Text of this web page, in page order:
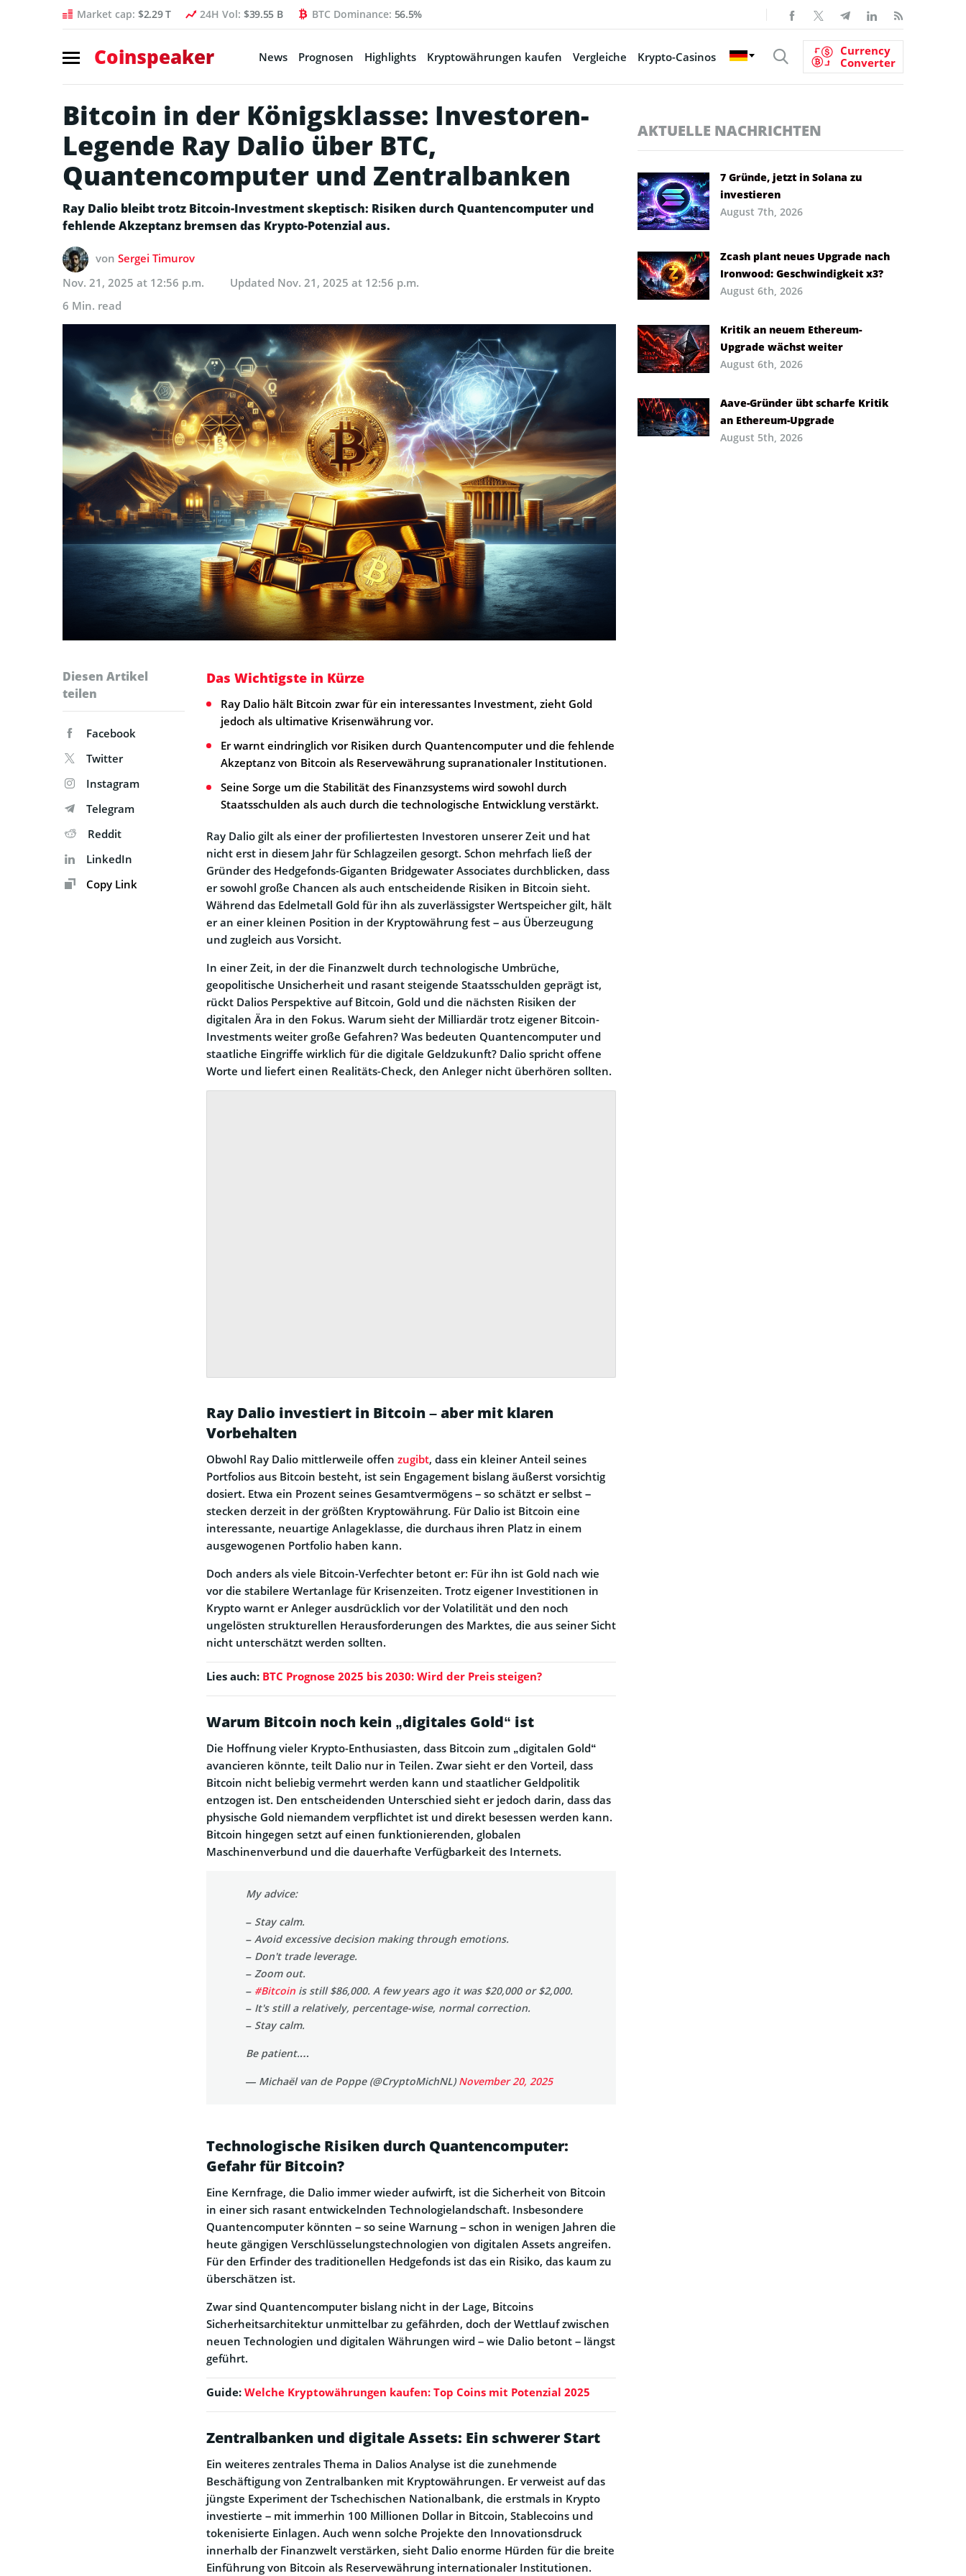
Market cap: $2.29 T 24H Vol: $39.55 B BTC Dominance: 56.5%
Coinspeaker News Prognosen Highlights Kryptowährungen kaufen Vergleiche Krypto-Casinos
Currency
Converter
Bitcoin in der Königsklasse: Investoren-
Legende Ray Dalio über BTC,
Quantencomputer und Zentralbanken
Ray Dalio bleibt trotz Bitcoin-Investment skeptisch: Risiken durch Quantencomputer und
fehlende Akzeptanz bremsen das Krypto-Potenzial aus.
von Sergei Timurov
Nov. 21, 2025 at 12:56 p.m.
Updated Nov. 21, 2025 at 12:56 p.m.
6 Min. read
Diesen Artikel
teilen
Facebook
Twitter
Instagram
Telegram
Reddit
LinkedIn
Copy Link
Das Wichtigste in Kürze
Ray Dalio hält Bitcoin zwar für ein interessantes Investment, zieht Gold
jedoch als ultimative Krisenwährung vor.
Er warnt eindringlich vor Risiken durch Quantencomputer und die fehlende
Akzeptanz von Bitcoin als Reservewährung supranationaler Institutionen.
Seine Sorge um die Stabilität des Finanzsystems wird sowohl durch
Staatsschulden als auch durch die technologische Entwicklung verstärkt.
Ray Dalio gilt als einer der profiliertesten Investoren unserer Zeit und hat
nicht erst in diesem Jahr für Schlagzeilen gesorgt. Schon mehrfach ließ der
Gründer des Hedgefonds-Giganten Bridgewater Associates durchblicken, dass
er sowohl große Chancen als auch entscheidende Risiken in Bitcoin sieht.
Während das Edelmetall Gold für ihn als zuverlässigster Wertspeicher gilt, hält
er an einer kleinen Position in der Kryptowährung fest – aus Überzeugung
und zugleich aus Vorsicht.
In einer Zeit, in der die Finanzwelt durch technologische Umbrüche,
geopolitische Unsicherheit und rasant steigende Staatsschulden geprägt ist,
rückt Dalios Perspektive auf Bitcoin, Gold und die nächsten Risiken der
digitalen Ära in den Fokus. Warum sieht der Milliardär trotz eigener Bitcoin-
Investments weiter große Gefahren? Was bedeuten Quantencomputer und
staatliche Eingriffe wirklich für die digitale Geldzukunft? Dalio spricht offene
Worte und liefert einen Realitäts-Check, den Anleger nicht überhören sollten.
Ray Dalio investiert in Bitcoin – aber mit klaren
Vorbehalten
Obwohl Ray Dalio mittlerweile offen zugibt, dass ein kleiner Anteil seines
Portfolios aus Bitcoin besteht, ist sein Engagement bislang äußerst vorsichtig
dosiert. Etwa ein Prozent seines Gesamtvermögens – so schätzt er selbst –
stecken derzeit in der größten Kryptowährung. Für Dalio ist Bitcoin eine
interessante, neuartige Anlageklasse, die durchaus ihren Platz in einem
ausgewogenen Portfolio haben kann.
Doch anders als viele Bitcoin-Verfechter betont er: Für ihn ist Gold nach wie
vor die stabilere Wertanlage für Krisenzeiten. Trotz eigener Investitionen in
Krypto warnt er Anleger ausdrücklich vor der Volatilität und den noch
ungelösten strukturellen Herausforderungen des Marktes, die aus seiner Sicht
nicht unterschätzt werden sollten.
Lies auch: BTC Prognose 2025 bis 2030: Wird der Preis steigen?
Warum Bitcoin noch kein „digitales Gold“ ist
Die Hoffnung vieler Krypto-Enthusiasten, dass Bitcoin zum „digitalen Gold“
avancieren könnte, teilt Dalio nur in Teilen. Zwar sieht er den Vorteil, dass
Bitcoin nicht beliebig vermehrt werden kann und staatlicher Geldpolitik
entzogen ist. Den entscheidenden Unterschied sieht er jedoch darin, dass das
physische Gold niemandem verpflichtet ist und direkt besessen werden kann.
Bitcoin hingegen setzt auf einen funktionierenden, globalen
Maschinenverbund und die dauerhafte Verfügbarkeit des Internets.
My advice:
– Stay calm.
– Avoid excessive decision making through emotions.
– Don't trade leverage.
– Zoom out.
– #Bitcoin is still $86,000. A few years ago it was $20,000 or $2,000.
– It's still a relatively, percentage-wise, normal correction.
– Stay calm.
Be patient.…
— Michaël van de Poppe (@CryptoMichNL)November 20, 2025
Technologische Risiken durch Quantencomputer:
Gefahr für Bitcoin?
Eine Kernfrage, die Dalio immer wieder aufwirft, ist die Sicherheit von Bitcoin
in einer sich rasant entwickelnden Technologielandschaft. Insbesondere
Quantencomputer könnten – so seine Warnung – schon in wenigen Jahren die
heute gängigen Verschlüsselungstechnologien von digitalen Assets angreifen.
Für den Erfinder des traditionellen Hedgefonds ist das ein Risiko, das kaum zu
überschätzen ist.
Zwar sind Quantencomputer bislang nicht in der Lage, Bitcoins
Sicherheitsarchitektur unmittelbar zu gefährden, doch der Wettlauf zwischen
neuen Technologien und digitalen Währungen wird – wie Dalio betont – längst
geführt.
Guide: Welche Kryptowährungen kaufen: Top Coins mit Potenzial 2025
Zentralbanken und digitale Assets: Ein schwerer Start
Ein weiteres zentrales Thema in Dalios Analyse ist die zunehmende
Beschäftigung von Zentralbanken mit Kryptowährungen. Er verweist auf das
jüngste Experiment der Tschechischen Nationalbank, die erstmals in Krypto
investierte – mit immerhin 100 Millionen Dollar in Bitcoin, Stablecoins und
tokenisierte Einlagen. Auch wenn solche Projekte den Innovationsdruck
innerhalb der Finanzwelt verstärken, sieht Dalio enorme Hürden für die breite
Einführung von Bitcoin als Reservewährung internationaler Institutionen.
AKTUELLE NACHRICHTEN
7 Gründe, jetzt in Solana zu
investieren
August 7th, 2026
Zcash plant neues Upgrade nach
Ironwood: Geschwindigkeit x3?
August 6th, 2026
Kritik an neuem Ethereum-
Upgrade wächst weiter
August 6th, 2026
Aave-Gründer übt scharfe Kritik
an Ethereum-Upgrade
August 5th, 2026